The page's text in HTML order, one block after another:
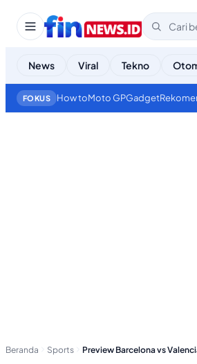
News Viral Tekno
FOKUS How toMoto GPGadget
Beranda Sports Preview Barcelona vs